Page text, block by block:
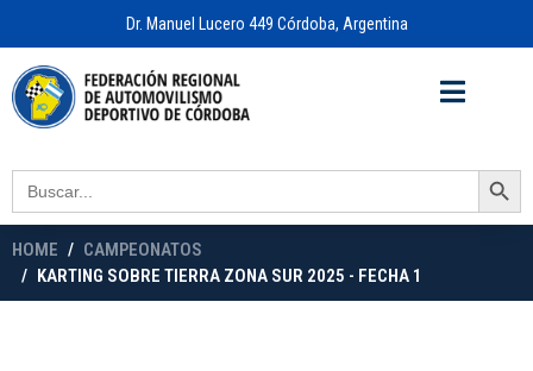
Dr. Manuel Lucero 449 Córdoba, Argentina
Search
for:
Search Button
HOME
CAMPEONATOS
KARTING SOBRE TIERRA ZONA SUR 2025 - FECHA 1